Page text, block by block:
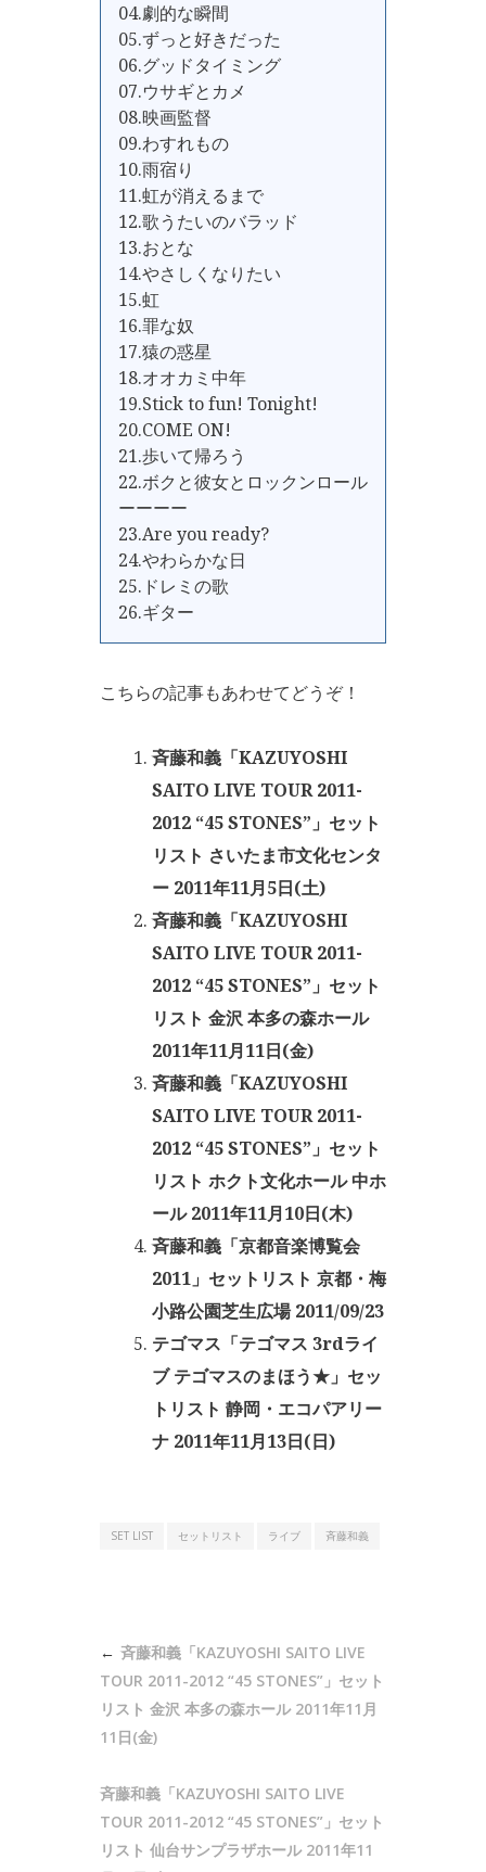
04.劇的な瞬間
05.ずっと好きだった
06.グッドタイミング
07.ウサギとカメ
08.映画監督
09.わすれもの
10.雨宿り
11.虹が消えるまで
12.歌うたいのバラッド
13.おとな
14.やさしくなりたい
15.虹
16.罪な奴
17.猿の惑星
18.オオカミ中年
19.Stick to fun! Tonight!
20.COME ON!
21.歩いて帰ろう
22.ボクと彼女とロックンロール
ーーーー
23.Are you ready?
24.やわらかな日
25.ドレミの歌
26.ギター
こちらの記事もあわせてどうぞ！
斉藤和義「KAZUYOSHI
SAITO LIVE TOUR 2011-
2012 “45 STONES”」セット
リスト さいたま市文化センタ
ー 2011年11月5日(土)
斉藤和義「KAZUYOSHI
SAITO LIVE TOUR 2011-
2012 “45 STONES”」セット
リスト 金沢 本多の森ホール
2011年11月11日(金)
斉藤和義「KAZUYOSHI
SAITO LIVE TOUR 2011-
2012 “45 STONES”」セット
リスト ホクト文化ホール 中ホ
ール 2011年11月10日(木)
斉藤和義「京都音楽博覧会
2011」セットリスト 京都・梅
小路公園芝生広場 2011/09/23
テゴマス「テゴマス 3rdライ
ブ テゴマスのまほう★」セッ
トリスト 静岡・エコパアリー
ナ 2011年11月13日(日)
SET LIST セットリスト ライブ 斉藤和義
斉藤和義「KAZUYOSHI SAITO LIVE
TOUR 2011-2012 “45 STONES”」セット
リスト 金沢 本多の森ホール 2011年11月
11日(金)
斉藤和義「KAZUYOSHI SAITO LIVE
TOUR 2011-2012 “45 STONES”」セット
リスト 仙台サンプラザホール 2011年11